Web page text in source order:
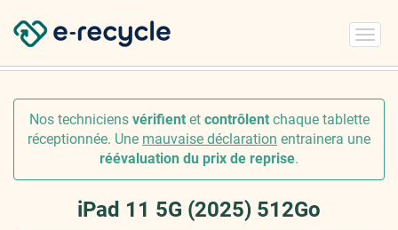
Nos techniciens vérifientet contrôlentchaque tablette
réceptionnée. Une mauvaise déclaration entrainera une
réévaluation du prix de reprise.
iPad 11 5G (2025) 512Go